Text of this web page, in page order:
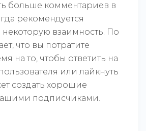
больше комментариев в
рекомендуется
взаимность. По
что вы потратите
на то, чтобы ответить на
или лайкнуть
создать хорошие
подписчиками.